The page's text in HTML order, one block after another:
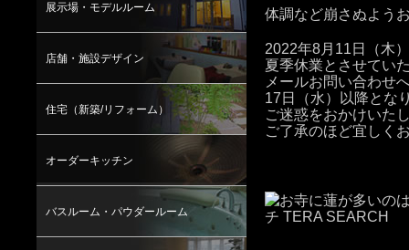
展示場・モデルルーム
店舗・施設デザイン
住宅（新築/リフォーム）
オーダーキッチン
バスルーム・パウダールーム
体調など崩さぬよう
2022年8月11日（木
夏季休業とさせてい
メールお問い合わせ
17日（水）以降とな
ご迷惑をおかけいた
ご了承のほど宜しく